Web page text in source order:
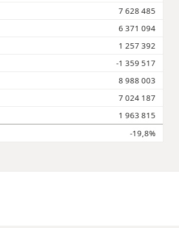
7 628 485
6 371 094
1 257 392
-1 359 517
8 988 003
7 024 187
1 963 815
-19,8%